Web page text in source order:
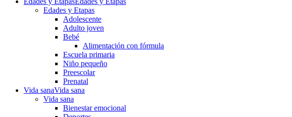
Edades y Etapas
Adolescente
Adulto joven
Bebé
Alimentación con fórmula
Escuela primaria
Niño pequeño
Preescolar
Prenatal
Vida sanaVida sana
Vida sana
Bienestar emocional